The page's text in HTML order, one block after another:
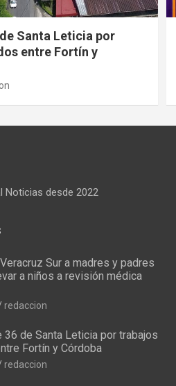
Santa Leticia por
entre Fortín y
Noticias desde 2022
Sur a madres y padres
a niños a revisión médica
redaccion
36 de Santa Leticia por trabajos
Fortín y Córdoba
redaccion